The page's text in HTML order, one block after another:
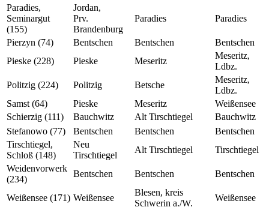
Paradies,
Seminargut
(155)
Jordan,
Prv.
Brandenburg
Paradies Paradies
Pierzyn (74) Bentschen Bentschen
Bentschen
Pieske (228)
Pieske Meseritz
Meseritz,
Ldbz.
Politzig (224)
Politzig Betsche
Meseritz,
Ldbz.
Samst (64)
Pieske Meseritz
Weißensee
Schierzig (111)
Bauchwitz Alt Tirschtiegel
Bauchwitz
Stefanowo (77)
Bentschen Bentschen
Bentschen
Tirschtiegel,
Schloß (148)
Neu
Tirschtiegel
Alt Tirschtiegel
Tirschtiegel
Weidenvorwerk
(234)
Bentschen Bentschen Bentschen
Weißensee (171) Weißensee
Blesen, kreis
Schwerin a./W.
Weißensee